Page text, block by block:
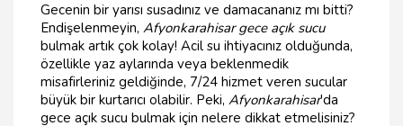
Gecenin bir yarısı susadınız ve damacananız mı bitti?
Endişelenmeyin, Afyonkarahisar gece açık sucu
bulmak artık çok kolay! Acil su ihtiyacınız olduğunda,
özellikle yaz aylarında veya beklenmedik
misafirleriniz geldiğinde, 7/24 hizmet veren sucular
büyük bir kurtarıcı olabilir. Peki, Afyonkarahisar'da
gece açık sucu bulmak için nelere dikkat etmelisiniz?